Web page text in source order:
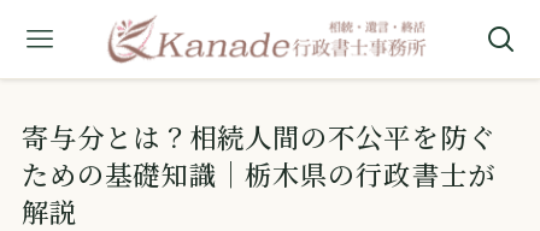
寄与分とは？相続人間の不公平を防ぐ
ための基礎知識｜栃木県の行政書士が
解説